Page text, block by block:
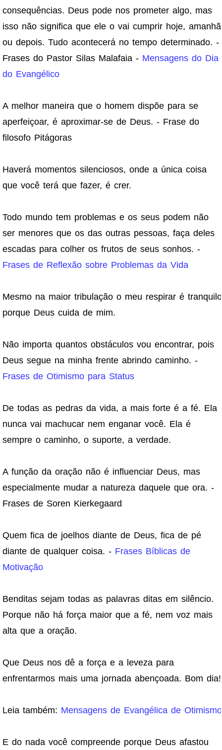
consequências. Deus pode nos prometer algo, mas
isso não significa que ele o vai cumprir hoje, amanhã
ou depois. Tudo acontecerá no tempo determinado. -
Frases do Pastor Silas Malafaia - Mensagens do Dia
do Evangélico
A melhor maneira que o homem dispõe para se
aperfeiçoar, é aproximar-se de Deus. - Frase do
filosofo Pitágoras
Haverá momentos silenciosos, onde a única coisa
que você terá que fazer, é crer.
Todo mundo tem problemas e os seus podem não
ser menores que os das outras pessoas, faça deles
escadas para colher os frutos de seus sonhos. -
Frases de Reflexão sobre Problemas da Vida
Mesmo na maior tribulação o meu respirar é tranquilo
porque Deus cuida de mim.
Não importa quantos obstáculos vou encontrar, pois
Deus segue na minha frente abrindo caminho. -
Frases de Otimismo para Status
De todas as pedras da vida, a mais forte é a fé. Ela
nunca vai machucar nem enganar você. Ela é
sempre o caminho, o suporte, a verdade.
A função da oração não é influenciar Deus, mas
especialmente mudar a natureza daquele que ora. -
Frases de Soren Kierkegaard
Quem fica de joelhos diante de Deus, fica de pé
diante de qualquer coisa. - Frases Bíblicas de
Motivação
Benditas sejam todas as palavras ditas em silêncio.
Porque não há força maior que a fé, nem voz mais
alta que a oração.
Que Deus nos dê a força e a leveza para
enfrentarmos mais uma jornada abençoada. Bom dia!
Leia também: Mensagens de Evangélica de Otimismo
E do nada você compreende porque Deus afastou